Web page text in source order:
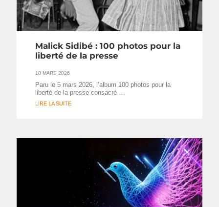
Malick Sidibé : 100 photos pour la
liberté de la presse
10 MARS 2026
Paru le 5 mars 2026, l’album 100 photos pour la
liberté de la presse consacré …
LIRE LA SUITE